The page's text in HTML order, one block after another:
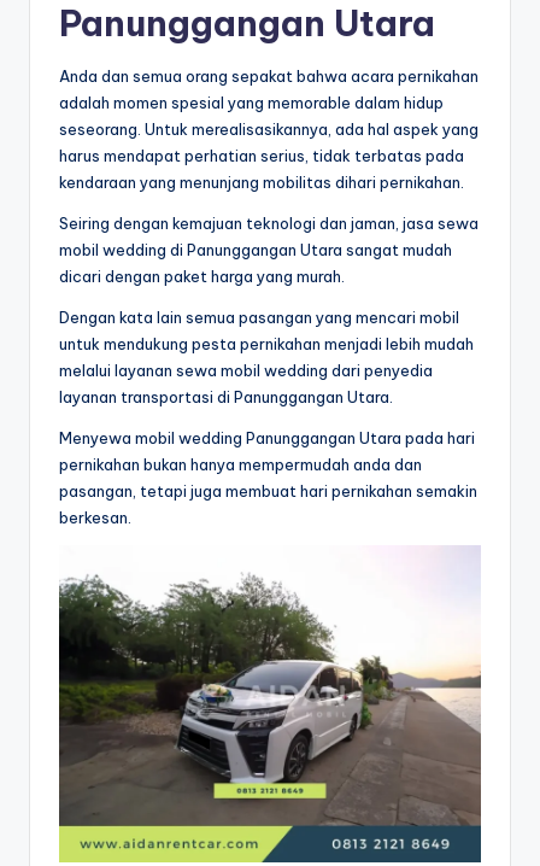
Panunggangan Utara
Anda dan semua orang sepakat bahwa acara pernikahan
adalah momen spesial yang memorable dalam hidup
seseorang. Untuk merealisasikannya, ada hal aspek yang
harus mendapat perhatian serius, tidak terbatas pada
kendaraan yang menunjang mobilitas dihari pernikahan.
Seiring dengan kemajuan teknologi dan jaman, jasa sewa
mobil wedding di Panunggangan Utara sangat mudah
dicari dengan paket harga yang murah.
Dengan kata lain semua pasangan yang mencari mobil
untuk mendukung pesta pernikahan menjadi lebih mudah
melalui layanan sewa mobil wedding dari penyedia
layanan transportasi di Panunggangan Utara.
Menyewa mobil wedding Panunggangan Utara pada hari
pernikahan bukan hanya mempermudah anda dan
pasangan, tetapi juga membuat hari pernikahan semakin
berkesan.